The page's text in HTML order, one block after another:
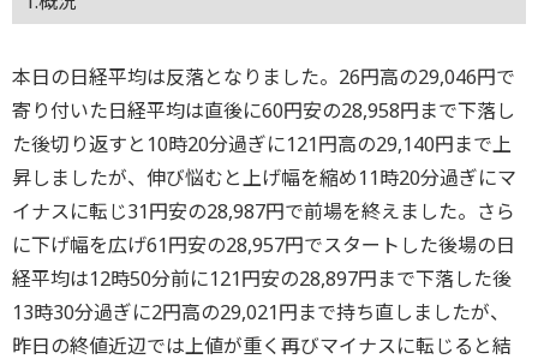
本日の日経平均は反落となりました。26円高の29,046円で
寄り付いた日経平均は直後に60円安の28,958円まで下落し
た後切り返すと10時20分過ぎに121円高の29,140円まで上
昇しましたが、伸び悩むと上げ幅を縮め11時20分過ぎにマ
イナスに転じ31円安の28,987円で前場を終えました。さら
に下げ幅を広げ61円安の28,957円でスタートした後場の日
経平均は12時50分前に121円安の28,897円まで下落した後
13時30分過ぎに2円高の29,021円まで持ち直しましたが、
昨日の終値近辺では上値が重く再びマイナスに転じると結